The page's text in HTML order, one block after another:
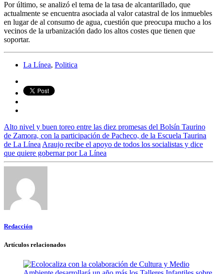
Por último, se analizó el tema de la tasa de alcantarillado, que
actualmente se encuentra asociada al valor catastral de los inmuebles
en lugar de al consumo de agua, cuestión que preocupa mucho a los
vecinos de la urbanización dado los altos costes que tienen que
soportar.
La Línea, Politica
Alto nivel y buen toreo entre las diez promesas del Bolsín Taurino
de Zamora, con la participación de Pacheco, de la Escuela Taurina
de La Línea Araujo recibe el apoyo de todos los socialistas y dice
que quiere gobernar por La Línea
Redacción
Artículos relacionados